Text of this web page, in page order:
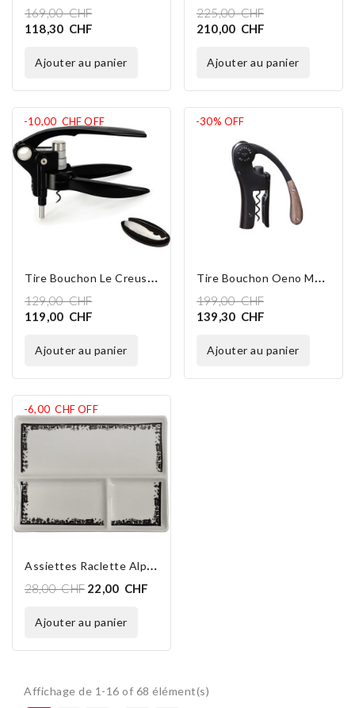
169,00 CHF
118,30 CHF
ajouter au panier
225,00 CHF
210,00 CHF
ajouter au panier
T
Ire Bouchon Le Creuset LM-250 CLASSIC
129,00 CHF
-10,00 CHFOFF
119,00 CHF
ajouter au panier
T
Ire Bouchon Oeno Motion Black
199,00 CHF
-30% OFF
139,30 CHF
ajouter au panier
A
Ssiettes Raclette Alpes (1 En Stock)
28,00 CHF
-6,00 CHFOFF
22,00 CHF
ajouter au panier
Affichage de 1-16 of 68 élément(s)